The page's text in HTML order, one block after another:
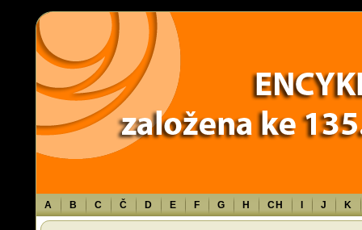
Warning: Use of undefined constant TXT - assumed 'TXT' (this will throw
content/themes/sablona/functions.php
A B C Č D E F G H CH J K